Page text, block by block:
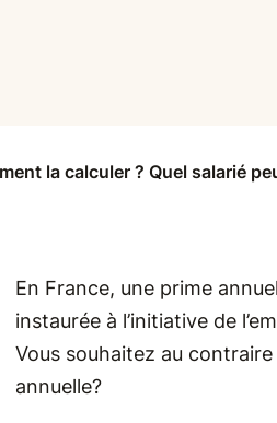
la calculer ? Quel salarié
En France, une prime
instaurée à l’initiative de
Vous souhaitez au
annuelle?